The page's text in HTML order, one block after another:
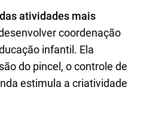
atividades mais
coordenação
infantil. Ela
do pincel, o controle de
estimula a criatividade